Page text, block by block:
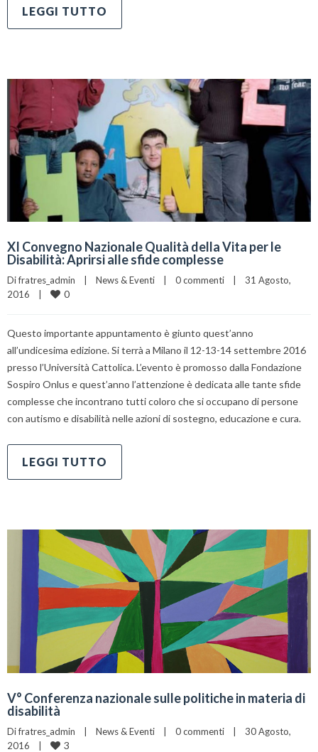
LEGGI TUTTO
XI Convegno Nazionale Qualità della Vita per le
Disabilità: Aprirsi alle sfide complesse
Di fratres_admin News & Eventi 0 commenti
31 Agosto,
2016
0
Questo importante appuntamento è giunto quest’anno
all’undicesima edizione. Si terrà a Milano il 12-13-14 settembre 2016
presso l’Università Cattolica. L’evento è promosso dalla Fondazione
Sospiro Onlus e quest’anno l’attenzione è dedicata alle tante sfide
complesse che incontrano tutti coloro che si occupano di persone
con autismo e disabilità nelle azioni di sostegno, educazione e cura.
LEGGI TUTTO
V° Conferenza nazionale sulle politiche in materia di
disabilità
Di fratres_admin News & Eventi 0 commenti
30 Agosto,
2016
3